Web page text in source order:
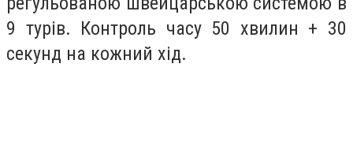
9 турів. Контроль часу 50 хвилин + 30
секунд на кожний хід.